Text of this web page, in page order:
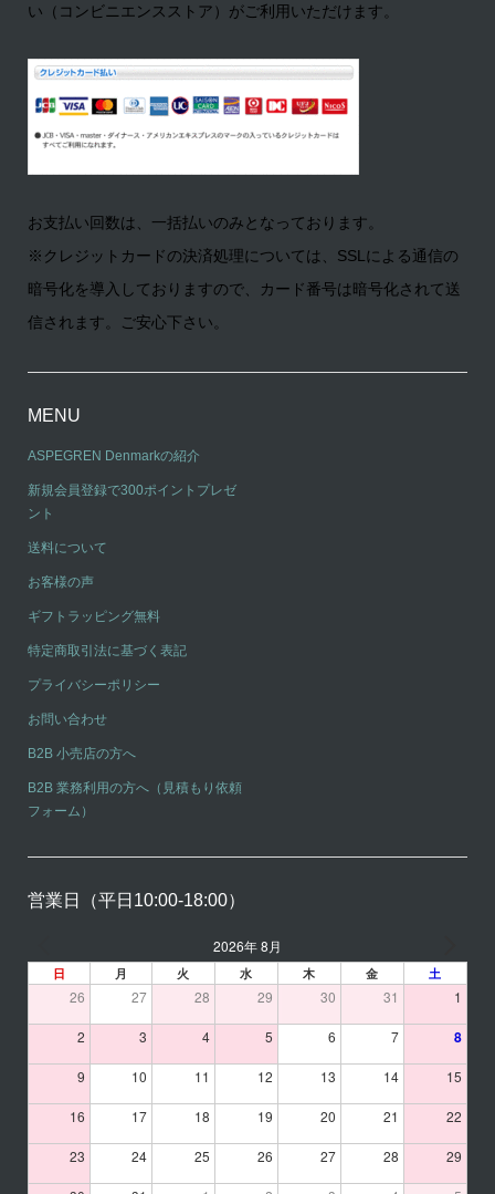
い（コンビニエンスストア）がご利用いただけます。
お支払い回数は、一括払いのみとなっております。
※クレジットカードの決済処理については、SSLによる通信の
暗号化を導入しておりますので、カード番号は暗号化されて送
信されます。ご安心下さい。
MENU
ASPEGREN Denmarkの紹介
新規会員登録で300ポイントプレゼ
ント
送料について
お客様の声
ギフトラッピング無料
特定商取引法に基づく表記
プライバシーポリシー
お問い合わせ
B2B 小売店の方へ
B2B 業務利用の方へ（見積もり依頼
フォーム）
営業日（平日10:00-18:00）
2026年 8月
日 月 火 水 木 金 土
26 27 28 29 30 31 1
2 3 4 5 6 7 8
9 10 11 12 13 14 15
16 17 18 19 20 21 22
23 24 25 26 27 28 29